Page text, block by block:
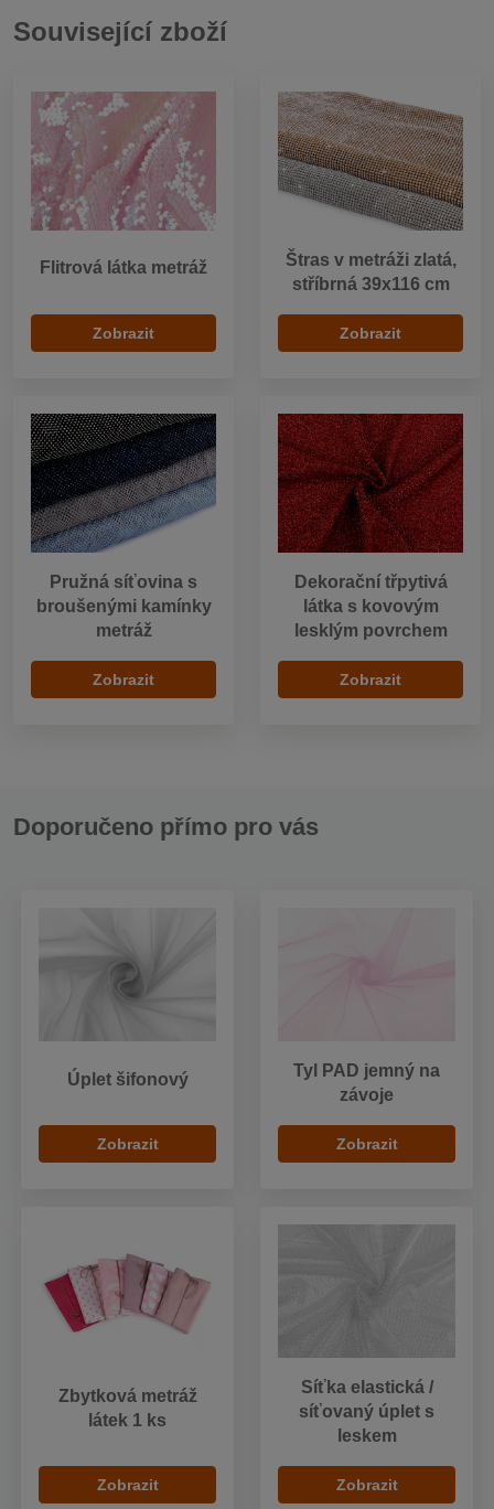
Související zboží
Flitrová látka metráž
Zobrazit
Štras v metráži zlatá,
stříbrná 39x116 cm
Zobrazit
Pružná síťovina s
broušenými kamínky
metráž
Zobrazit
Dekorační třpytivá
látka s kovovým
lesklým povrchem
Zobrazit
Doporučeno přímo pro vás
Úplet šifonový
Zobrazit
Tyl PAD jemný na
závoje
Zobrazit
Zbytková metráž
látek 1 ks
Zobrazit
Síťka elastická /
síťovaný úplet s
leskem
Zobrazit